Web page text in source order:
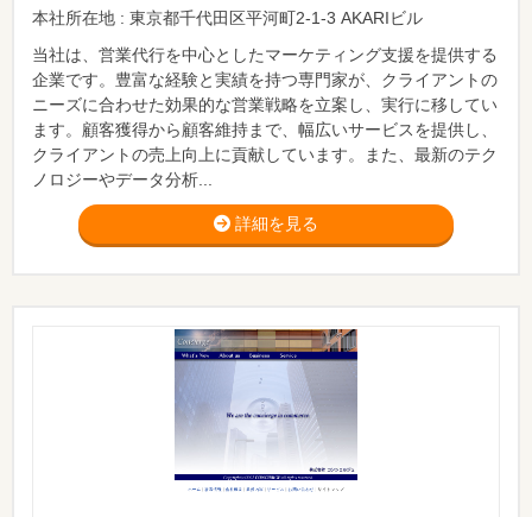
本社所在地 : 東京都千代田区平河町2-1-3 AKARIビル
当社は、営業代行を中心としたマーケティング支援を提供する
企業です。豊富な経験と実績を持つ専門家が、クライアントの
ニーズに合わせた効果的な営業戦略を立案し、実行に移してい
ます。顧客獲得から顧客維持まで、幅広いサービスを提供し、
クライアントの売上向上に貢献しています。また、最新のテク
ノロジーやデータ分析...
詳細を見る